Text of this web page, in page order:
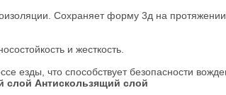
Сохраняет форму 3д на
и жесткость.
езды, что способствует безопасности
слой Антискользящий слой